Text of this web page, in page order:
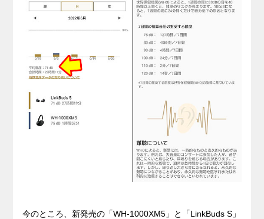
今のところ、新発売の「WH-1000XM5」と「LinkBuds S」